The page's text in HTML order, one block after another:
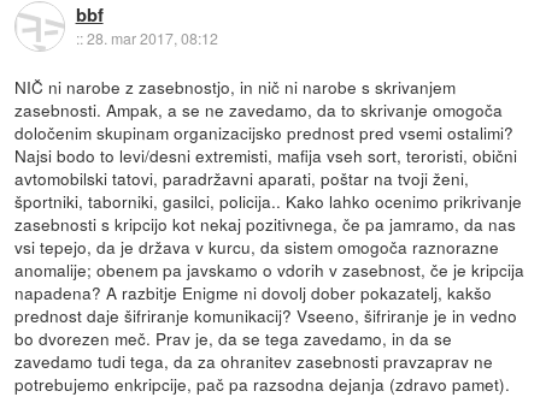
bbf
::28. mar 2017, 08:12
NIČ ni narobe z zasebnostjo, in nič ni narobe s skrivanjem
zasebnosti. Ampak, a se ne zavedamo, da to skrivanje omogoča
določenim skupinam organizacijsko prednost pred vsemi ostalimi?
Najsi bodo to levi/desni extremisti, mafija vseh sort, teroristi, obični
avtomobilski tatovi, paradržavni aparati, poštar na tvoji ženi,
športniki, taborniki, gasilci, policija.. Kako lahko ocenimo prikrivanje
zasebnosti s kripcijo kot nekaj pozitivnega, če pa jamramo, da nas
vsi tepejo, da je država v kurcu, da sistem omogoča raznorazne
anomalije; obenem pa javskamo o vdorih v zasebnost, če je kripcija
napadena? A razbitje Enigme ni dovolj dober pokazatelj, kakšo
prednost daje šifriranje komunikacij? Vseeno, šifriranje je in vedno
bo dvorezen meč. Prav je, da se tega zavedamo, in da se
zavedamo tudi tega, da za ohranitev zasebnosti pravzaprav ne
potrebujemo enkripcije, pač pa razsodna dejanja (zdravo pamet).